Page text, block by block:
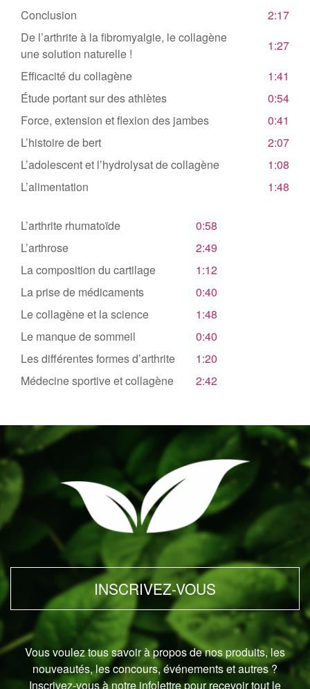
Conclusion
2:17
De l’arthrite à la fibromyalgie, le collagène
une solution naturelle !
1:27
Efficacité du collagène
1:41
Étude portant sur des athlètes
0:54
Force, extension et flexion des jambes
0:41
L’histoire de bert
2:07
L’adolescent et l’hydrolysat de collagène
1:08
L’alimentation
1:48
L’arthrite rhumatoïde
0:58
L’arthrose
2:49
La composition du cartilage
1:12
La prise de médicaments
0:40
Le collagène et la science
1:48
Le manque de sommeil
0:40
Les différentes formes d’arthrite
1:20
Médecine sportive et collagène
2:42
INSCRIVEZ-VOUS
Vous voulez tous savoir à propos de nos produits, les
nouveautés, les concours, événements et autres ?
Inscrivez-vous à notre infolettre pour recevoir tout le